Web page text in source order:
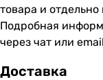
товара и
Подробная
через чат или
Доставка